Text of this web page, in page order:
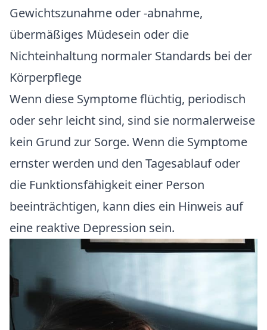
Gewichtszunahme oder -abnahme,
übermäßiges Müdesein oder die
Nichteinhaltung normaler Standards bei der
Körperpflege
Wenn diese Symptome flüchtig, periodisch
oder sehr leicht sind, sind sie normalerweise
kein Grund zur Sorge. Wenn die Symptome
ernster werden und den Tagesablauf oder
die Funktionsfähigkeit einer Person
beeinträchtigen, kann dies ein Hinweis auf
eine reaktive Depression sein.